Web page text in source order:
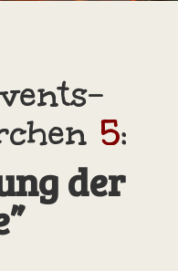
5:
der